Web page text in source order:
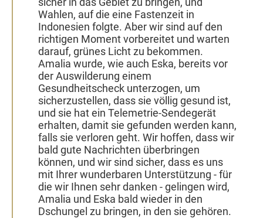
Wahlen, auf die eine Fastenzeit in
Indonesien folgte. Aber wir sind auf den
richtigen Moment vorbereitet und warten
darauf, grünes Licht zu bekommen.
Amalia wurde, wie auch Eska, bereits vor
der Auswilderung einem
Gesundheitscheck unterzogen, um
sicherzustellen, dass sie völlig gesund ist,
und sie hat ein Telemetrie-Sendegerät
erhalten, damit sie gefunden werden kann,
falls sie verloren geht. Wir hoffen, dass wir
bald gute Nachrichten überbringen
können, und wir sind sicher, dass es uns
mit Ihrer wunderbaren Unterstützung - für
die wir Ihnen sehr danken - gelingen wird,
Amalia und Eska bald wieder in den
Dschungel zu bringen, in den sie gehören.